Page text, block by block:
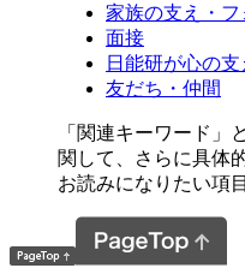
家族の支え・フ
面接
日能研が心の
友だち・仲間
「関連キーワード」
関して、さらに具体
お読みになりたい項